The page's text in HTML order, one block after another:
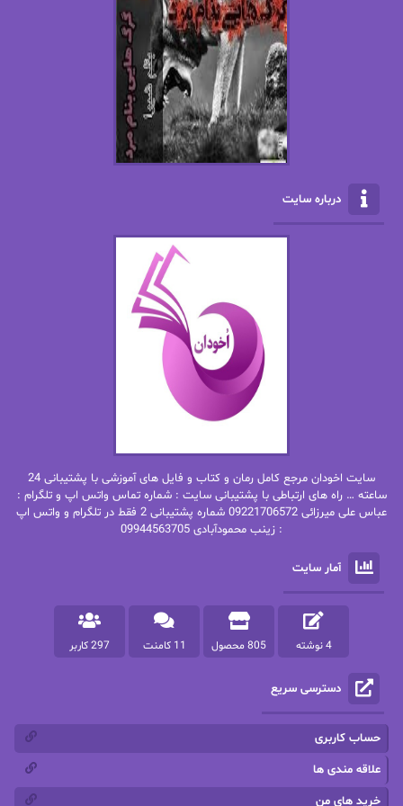
اکرم محمدی
الف صاد
الکساندر دوما
الناز پاکپور‌
الناز محمدی
امیر فرهی
باران
بهار سلطانی
بهاره شیرازی
بهاره.م
بیتا فرخی
پاتریشیا ویلسون پرتو فرهمند
پرستو اسحقی
پرستو مهاجر
پرهام رسولی
پروانه قدیمی پروانه محمدی
پریسا شکور(طوفان خاموش)
پنلوپه وارد
درباره سایت
سایت اخودان مرجع کامل رمان و کتاب و فایل های آموزشی با پشتیبانی 24
ساعته … راه های ارتباطی با پشتیبانی سایت : شماره تماس واتس اپ و تلگرام :
عباس علی میرزائی 09221706572 شماره پشتیبانی 2 فقط در تلگرام و واتس اپ
: زینب محمودآبادی 09944563705
آمار سایت
4 نوشته 805 محصول 11 کامنت 297 کاربر
دسترسی سریع
حساب کاربری
علاقه مندی ها
خرید های من